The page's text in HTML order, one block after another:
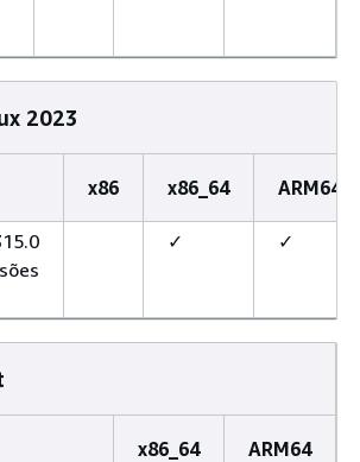
2023
x86 x86_64 ARM64
✓ ✓
x86_64 ARM64